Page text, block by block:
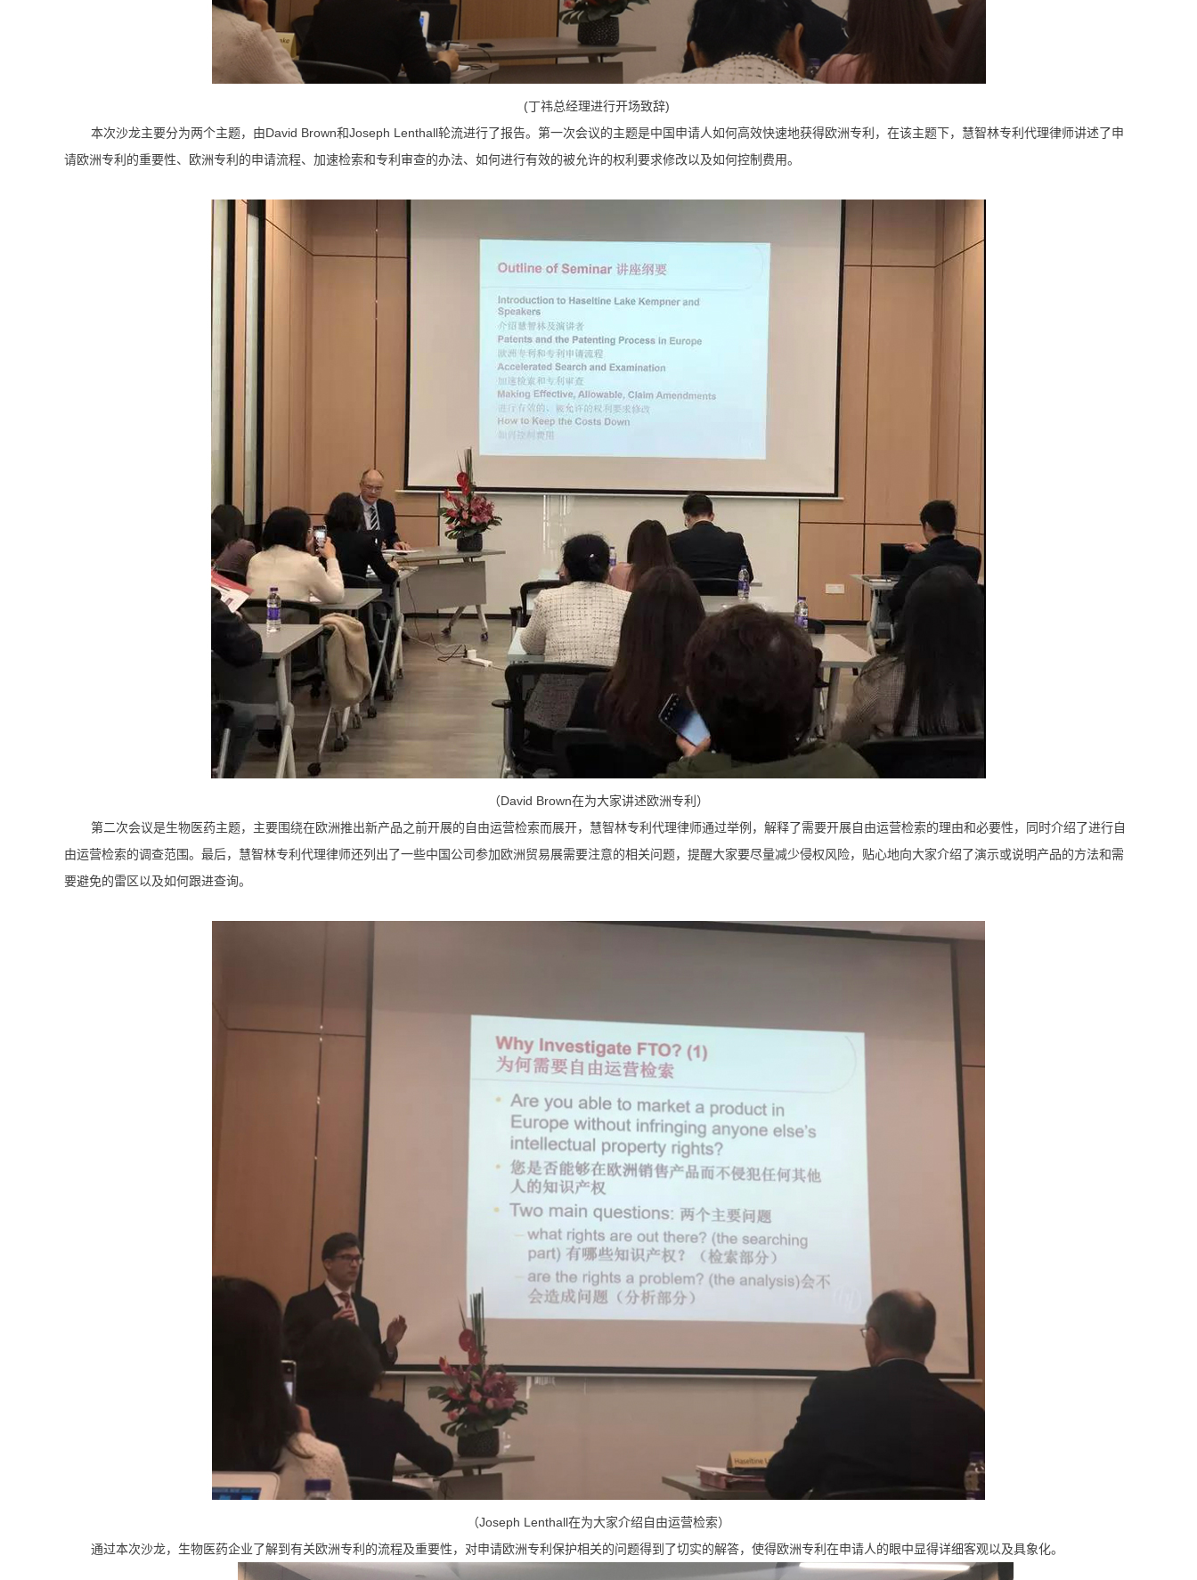
(丁祎总经理进行开场致辞)
本次沙龙主要分为两个主题，由David Brown和Joseph Lenthall轮流进行了报告。第一次会议的主题是中国申请人如何高效快速地获得欧洲专利，在该主题下，慧智林专利代理律师讲述了申
请欧洲专利的重要性、欧洲专利的申请流程、加速检索和专利审查的办法、如何进行有效的被允许的权利要求修改以及如何控制费用。
（David Brown在为大家讲述欧洲专利）
第二次会议是生物医药主题，主要围绕在欧洲推出新产品之前开展的自由运营检索而展开，慧智林专利代理律师通过举例，解释了需要开展自由运营检索的理由和必要性，同时介绍了进行自
由运营检索的调查范围。最后，慧智林专利代理律师还列出了一些中国公司参加欧洲贸易展需要注意的相关问题，提醒大家要尽量减少侵权风险，贴心地向大家介绍了演示或说明产品的方法和需
要避免的雷区以及如何跟进查询。
（Joseph Lenthall在为大家介绍自由运营检索）
通过本次沙龙，生物医药企业了解到有关欧洲专利的流程及重要性，对申请欧洲专利保护相关的问题得到了切实的解答，使得欧洲专利在申请人的眼中显得详细客观以及具象化。